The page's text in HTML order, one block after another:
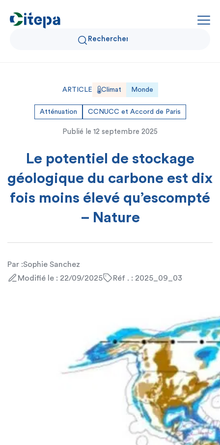
Qui sommes-nous ?
Données Air et Climat
Actualités et décryptages
Expertise et solutions
ARTICLE Climat Monde
Atténuation CCNUCC et Accord de Paris
Publié le 12 septembre 2025
Le potentiel de stockage
géologique du carbone est dix
fois moins élevé qu’escompté
– Nature
Par :Sophie Sanchez
Modifié le : 22/09/2025
Réf . : 2025_09_03